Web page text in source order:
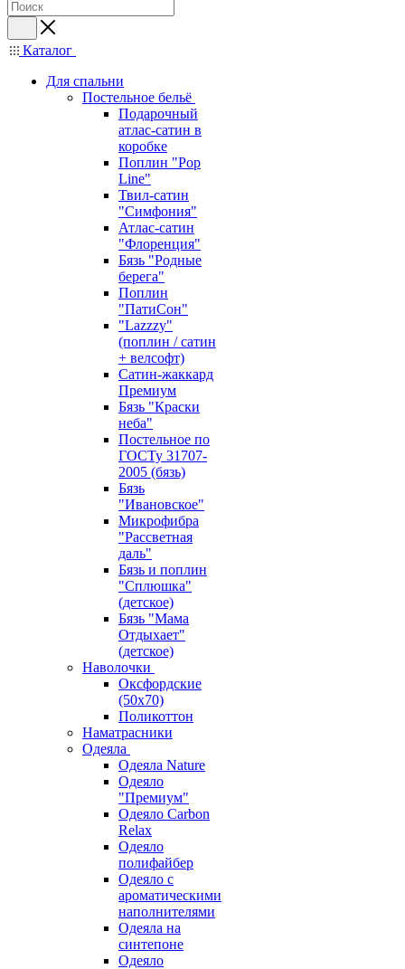
Каталог
Для спальни
Постельное бельё
Подарочный
атлас-сатин в
коробке
Поплин "Pop
Line"
Твил-сатин
"Симфония"
Атлас-сатин
"Флоренция"
Бязь "Родные
берега"
Поплин
"ПатиСон"
"Lazzzy"
(поплин / сатин
+ велсофт)
Сатин-жаккард
Премиум
Бязь "Краски
неба"
Постельное по
ГОСТу 31707-
2005 (бязь)
Бязь
"Ивановское"
Микрофибра
"Рассветная
даль"
Бязь и поплин
"Сплюшка"
(детское)
Бязь "Мама
Отдыхает"
(детское)
Наволочки
Оксфордские
(50х70)
Поликоттон
Наматрасники
Одеяла
Одеяла Nature
Одеяло
"Премиум"
Одеяло Carbon
Relax
Одеяло
полифайбер
Одеяло с
ароматическими
наполнителями
Одеяла на
синтепоне
Одеяло